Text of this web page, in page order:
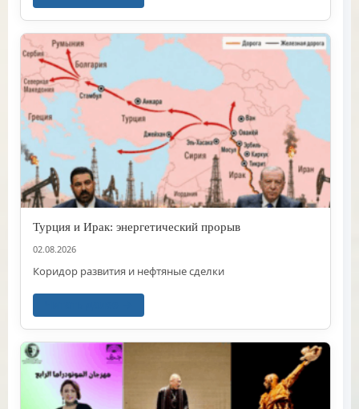
Турция и Ирак: энергетический прорыв
02.08.2026
Коридор развития и нефтяные сделки